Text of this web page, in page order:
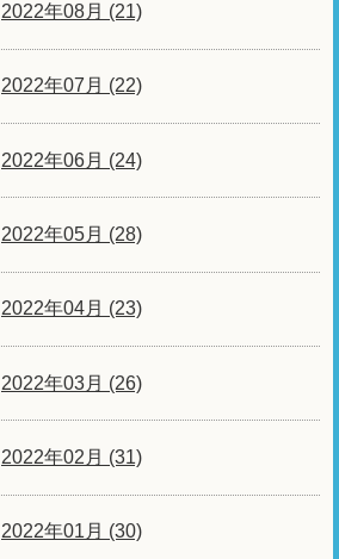
2022年08月 (21)
2022年07月 (22)
2022年06月 (24)
2022年05月 (28)
2022年04月 (23)
2022年03月 (26)
2022年02月 (31)
2022年01月 (30)